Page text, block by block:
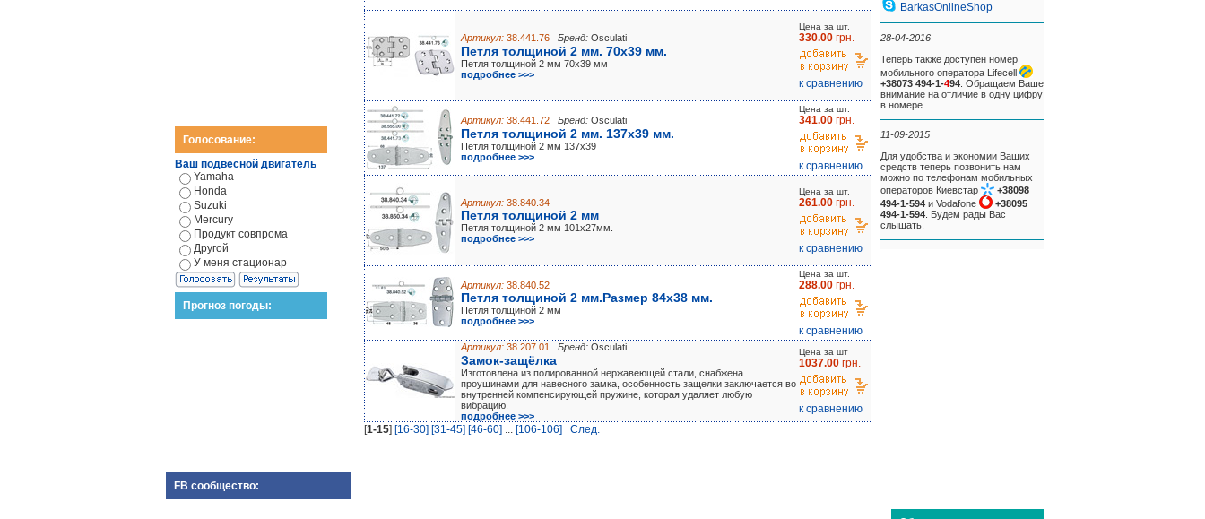
Голосование:
Ваш подвесной двигатель
Yamaha
Honda
Suzuki
Mercury
Продукт совпрома
Другой
У меня стационар
Прогноз погоды:
FB сообщество:
Артикул: 38.441.76 Бренд: Osculati
Петля толщиной 2 мм. 70х39 мм.
Петля толщиной 2 мм 70х39 мм
подробнее >>>
Цена за шт.
330.00 грн.
к сравнению
Артикул: 38.441.72 Бренд: Osculati
Петля толщиной 2 мм. 137х39 мм.
Петля толщиной 2 мм 137х39
подробнее >>>
Цена за шт.
341.00 грн.
к сравнению
Артикул: 38.840.34
Петля толщиной 2 мм
Петля толщиной 2 мм 101х27мм.
подробнее >>>
Цена за шт.
261.00 грн.
к сравнению
Артикул: 38.840.52
Петля толщиной 2 мм.Размер 84х38 мм.
Петля толщиной 2 мм
подробнее >>>
Цена за шт.
288.00 грн.
к сравнению
Артикул: 38.207.01 Бренд: Osculati
Замок-защёлка
Изготовлена из полированной нержавеющей стали, снабжена
проушинами для навесного замка, особенность защелки заключается во
внутренней компенсирующей пружине, которая удаляет любую
вибрацию.
подробнее >>>
Цена за шт
1037.00 грн.
к сравнению
[1-15] [16-30] [31-45] [46-60] ... [106-106] Cлед.
BarkasOnlineShop
28-04-2016
Теперь также доступен номер
мобильного оператора Lifecell
+38073 494-1-494 . Обращаем Ваше
внимание на отличие в одну цифру
в номере.
11-09-2015
Для удобства и экономии Ваших
средств теперь позвонить нам
можно по телефонам мобильных
операторов Киевстар
+38098
494-1-594 и Vodafone
+38095
494-1-594 . Будем рады Вас
слышать.